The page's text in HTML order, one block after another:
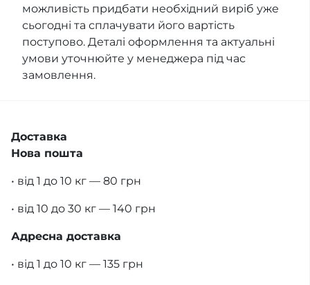
можливість придбати необхідний виріб уже
сьогодні та сплачувати його вартість
поступово. Деталі оформлення та актуальні
умови уточнюйте у менеджера під час
замовлення.
Доставка
Нова пошта
• від 1 до 10 кг — 80 грн
• від 10 до 30 кг — 140 грн
Адресна доставка
• від 1 до 10 кг — 135 грн